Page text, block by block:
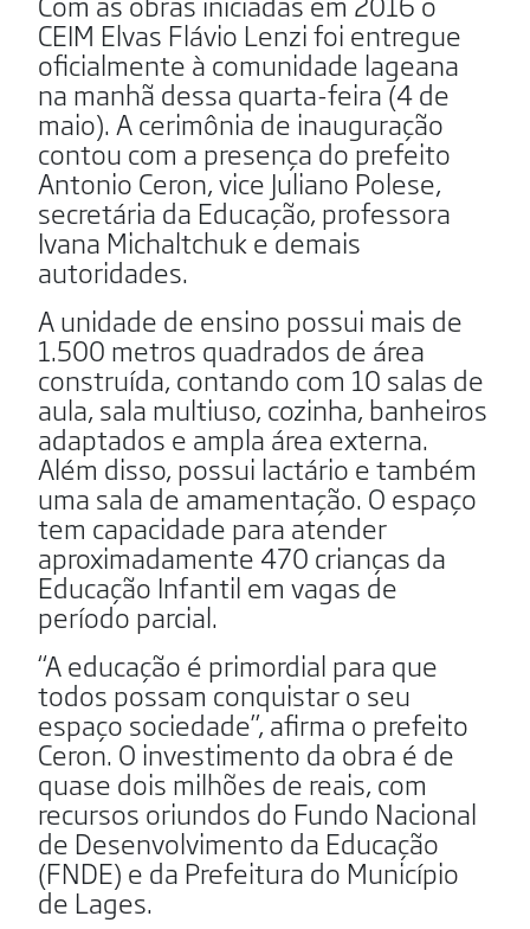
CEIM Elvas Flávio Lenzi foi entregue
oficialmente à comunidade lageana
na manhã dessa quarta-feira (4 de
maio). A cerimônia de inauguração
contou com a presença do prefeito
Antonio Ceron, vice Juliano Polese,
secretária da Educação, professora
Ivana Michaltchuk e demais
autoridades.
A unidade de ensino possui mais de
1.500 metros quadrados de área
construída, contando com 10 salas de
aula, sala multiuso, cozinha, banheiros
adaptados e ampla área externa.
Além disso, possui lactário e também
uma sala de amamentação. O espaço
tem capacidade para atender
aproximadamente 470 crianças da
Educação Infantil em vagas de
período parcial.
“A educação é primordial para que
todos possam conquistar o seu
espaço sociedade”, afirma o prefeito
Ceron. O investimento da obra é de
quase dois milhões de reais, com
recursos oriundos do Fundo Nacional
de Desenvolvimento da Educação
(FNDE) e da Prefeitura do Município
de Lages.